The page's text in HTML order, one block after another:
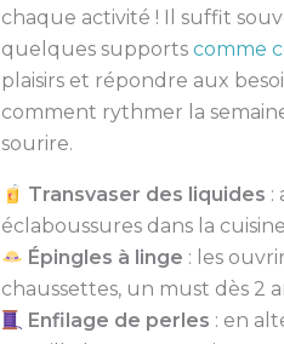
chaque activité ! Il suffit
quelques supports comme
plaisirs et répondre aux
comment rythmer la
sourire.
Transvaser des liquides :
éclaboussures dans la
Épingles à linge : les
chaussettes, un must dès 2
Enfilage de perles : en